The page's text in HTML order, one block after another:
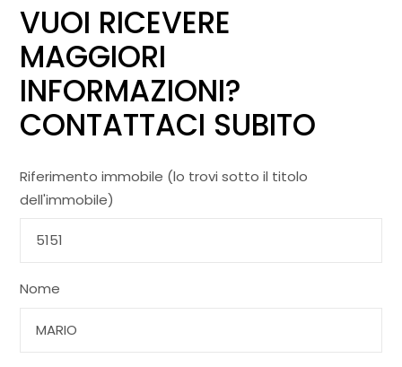
VUOI RICEVERE
MAGGIORI
INFORMAZIONI?
CONTATTACI SUBITO
Riferimento immobile (lo trovi sotto il titolo
dell'immobile)
Nome